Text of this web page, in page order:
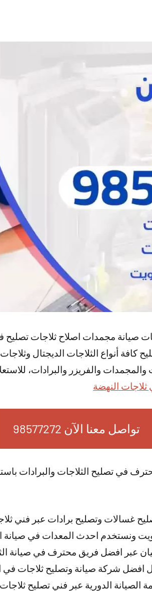
صيانة مجمدات اصلاح ثلاجات
كافة أنواع الثلاجات الديجتال
والمجمدات والفريزر والبرادات،
ثلاجات النهضة
تواصل معنا الآن 98577272
في تصليح الثلاجات والبرادات
غسالات وتصليح برادات عبر فني
ونستخدم احدث المعدات في صيانة
عبر افضل فريق محترف في صيانة
افضل شركة صيانة وتصليح ثلاجات في
الصيانة الدورية عبر فني تصليح